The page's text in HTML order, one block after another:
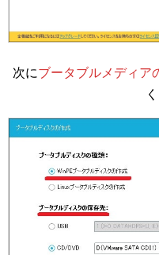
次にブータブルメディア